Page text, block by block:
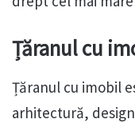
Țăranul cu
Țăranul cu imobil
arhitectură,